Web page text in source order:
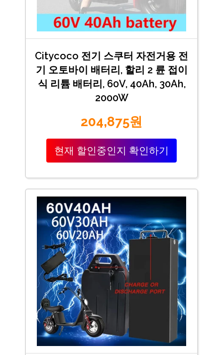
Citycoco 전기 스쿠터 자전거용 전
기 오토바이 배터리, 할리 2 륜 접이
식 리튬 배터리, 60V, 40Ah, 30Ah,
2000W
204,875원
현재 할인중인지 확인하기